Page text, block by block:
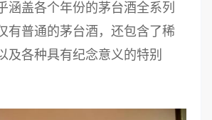
涵盖各个年份的茅台酒全系列
有普通的茅台酒，还包含了稀
及各种具有纪念意义的特别